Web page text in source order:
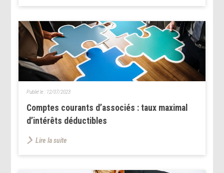
Comptes courants d’associés : taux maximal
d’intérêts déductibles
Publié le : 12/07/2023
Lire la suite